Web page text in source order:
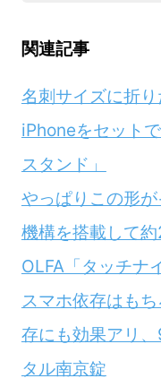
関連記事
名刺サイズに折
iPhoneをセット
スタンド」
やっぱりこの形
機構を搭載して
OLFA「タッチナ
スマホ依存はも
存にも効果アリ
タル南京錠